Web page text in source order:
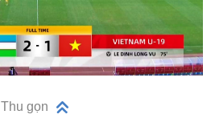
Thu gọn